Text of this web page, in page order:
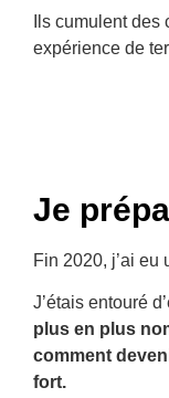
Ils cumulent
expérience de
Je
Fin 2020, j’ai eu
J’étais entouré
plus en plus
comment
fort.